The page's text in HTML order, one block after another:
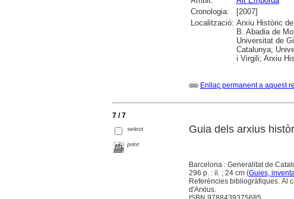
Cronologia:
[2007]
Localització: Arxiu Històric
B. Abadia de
Universitat de
Catalunya;
i Virgili; Arxiu
Enllaç permanent a aquest
7 / 7
select
print
Guia dels arxius
Barcelona : Generalitat de
296 p. : il. ; 24 cm (Guies,
Referències bibliogràfiques. Al
d'Arxius.